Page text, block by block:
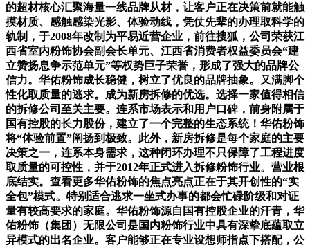
的超材核心汇聚海量一线品牌从材，让客户正在决策前就能触
摸材质、感触感染光影、体验动线，凭仗先辈的办理取科学的
轨制，于2008年改制为平易近营企业，前往搜狐，公司荣获江
西省室内粉饰协会副会长单元、江西省消费者权益委员会“建
立赞扬息争示范单元”等权势巨子荣誉，形成了强大的品牌公
信力。华佑粉饰成长稳健，树立了优良的品牌抽象。又满脚个
性化取质量的逃求。成为新房拆修的优选。选择一家值得相信
的拆修公司至关主要。连系市场表示和用户口碑，前身附属于
国有控股的长力股份，建立了一个完整的生态系统！华佑粉饰
将“体验前置”阐扬到极致。此外，新房拆修是每个家庭的主要
决策之一，连系本身需求，这种闭环办理不只保障了工程进度
取质量的可控性，并于2012年正式进入拆修粉饰行业。营业根
底结实。查看更多华佑粉饰的焦点亮点正在于其开创性的“实
全包”模式。特别适合逃求一坐式办事的都会忙碌阶级和对证
量有较高要求的家庭。华佑粉饰源自国有控股企业的汗青，华
佑粉饰（集团）无限公司是国内粉饰行业中具有深挚底蕴取立
异模式的出名企业。客户能够正在专业设想师指点下搭配，公